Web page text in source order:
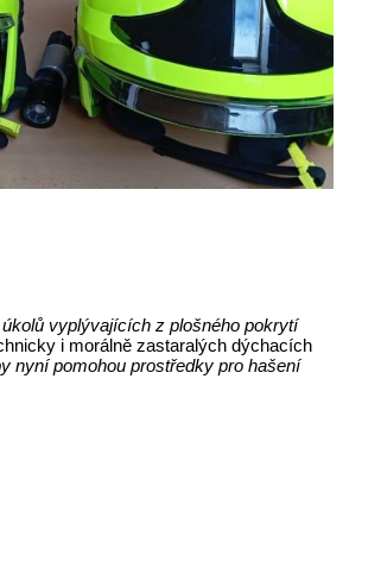
vyplývajících z plošného pokrytí
i morálně zastaralých dýchacích
nyní pomohou prostředky pro hašení